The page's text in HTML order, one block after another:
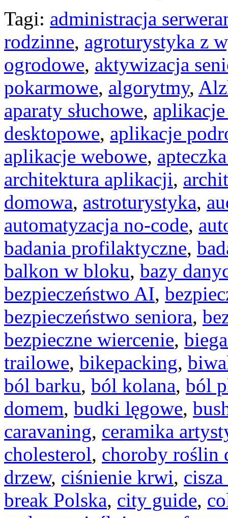
Tagi: administracja
rodzinne, agroturystyka z
ogrodowe, aktywizacja
pokarmowe, algorytmy,
aparaty słuchowe,
desktopowe, aplikacje
aplikacje webowe,
architektura aplikacji,
domowa, astroturystyka,
automatyzacja no-code,
badania profilaktyczne,
balkon w bloku, bazy
bezpieczeństwo AI,
bezpieczeństwo seniora,
bezpieczne wiercenie,
trailowe, bikepacking,
ból barku, ból kolana, ból
domem, budki lęgowe,
caravaning, ceramika
cholesterol, choroby roślin
drzew, ciśnienie krwi,
break Polska, city guide,